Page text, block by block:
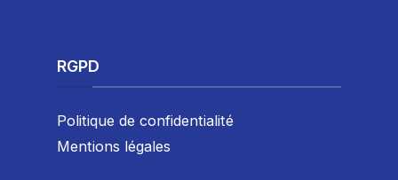
RGPD
Politique de confidentialité
Mentions légales